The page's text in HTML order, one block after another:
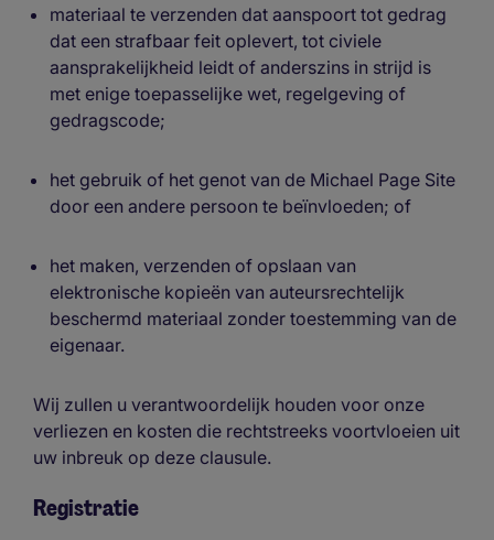
materiaal te verzenden dat aanspoort tot gedrag
dat een strafbaar feit oplevert, tot civiele
aansprakelijkheid leidt of anderszins in strijd is
met enige toepasselijke wet, regelgeving of
gedragscode;
het gebruik of het genot van de Michael Page Site
door een andere persoon te beïnvloeden; of
het maken, verzenden of opslaan van
elektronische kopieën van auteursrechtelijk
beschermd materiaal zonder toestemming van de
eigenaar.
Wij zullen u verantwoordelijk houden voor onze
verliezen en kosten die rechtstreeks voortvloeien uit
uw inbreuk op deze clausule.
Registratie